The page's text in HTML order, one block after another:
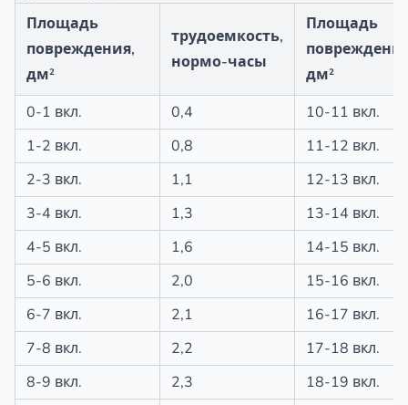
Площадь
повреждения,
дм²
трудоемкость,
нормо-часы
Площадь
дм²
0-1 вкл.
0,4
10-11 вкл.
1-2 вкл.
0,8
11-12 вкл.
2-3 вкл.
1,1
12-13 вкл.
3-4 вкл.
1,3
13-14 вкл.
4-5 вкл.
1,6
14-15 вкл.
5-6 вкл.
2,0
15-16 вкл.
6-7 вкл.
2,1
16-17 вкл.
7-8 вкл.
2,2
17-18 вкл.
8-9 вкл.
2,3
18-19 вкл.